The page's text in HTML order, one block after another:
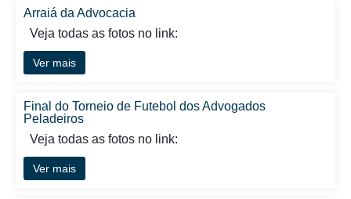
Arraiá da Advocacia
Veja todas as fotos no link:
Ver mais
Final do Torneio de Futebol dos Advogados
Peladeiros
Veja todas as fotos no link:
Ver mais